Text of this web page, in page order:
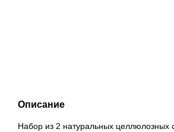
Описание
Набор из 2 натуральных целлюлозных